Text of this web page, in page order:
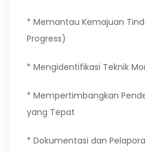
* Memantau Kemajuan
Progress)
* Mengidentifikasi Teknik
* Mempertimbangkan
yang Tepat
* Dokumentasi dan